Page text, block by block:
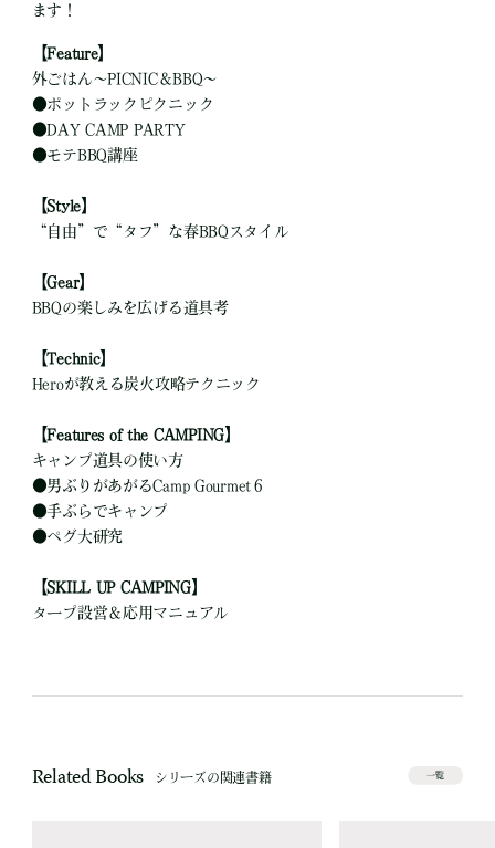
ます！
【Feature】
外ごはん～PICNIC＆BBQ～
●ポットラックピクニック
●DAY CAMP PARTY
●モテBBQ講座
【Style】
“自由”で“タフ”な春BBQスタイル
【Gear】
BBQの楽しみを広げる道具考
【Technic】
Heroが教える炭火攻略テクニック
【Features of the CAMPING】
キャンプ道具の使い方
●男ぶりがあがるCamp Gourmet６
●手ぶらでキャンプ
●ペグ大研究
【SKILL UP CAMPING】
タープ設営＆応用マニュアル
Related Books シリーズの関連書籍 一覧